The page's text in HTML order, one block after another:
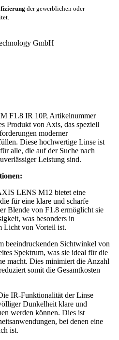
der gewerblichen oder
GmbH
F1.8 IR 10P, Artikelnummer
Produkt von Axis, das speziell
moderner
Diese hochwertige Linse ist
alle, die auf der Suche nach
Leistung sind.
LENS M12 bietet eine
für eine klare und scharfe
Blende von F1.8 ermöglicht sie
was besonders in
Licht von Vorteil ist.
beeindruckenden Sichtwinkel von
Spektrum, was sie ideal für die
macht. Dies minimiert die Anzahl
somit die Gesamtkosten
IR-Funktionalität der Linse
Dunkelheit klare und
werden können. Dies ist
bei denen eine
ist.